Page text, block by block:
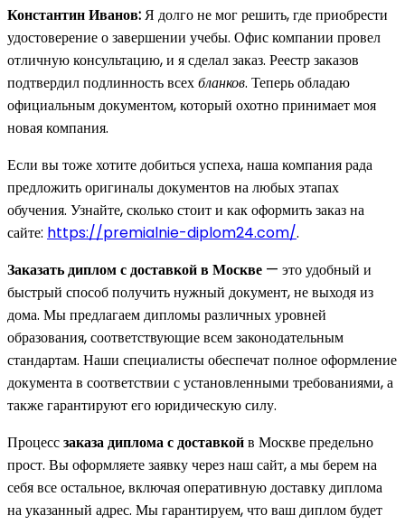
Константин Иванов:Я долго не мог решить, где приобрести
удостоверение о завершении учебы. Офис компании провел
отличную консультацию, и я сделал заказ. Реестр заказов
подтвердил подлинность всехбланков. Теперь обладаю
официальным документом, который охотно принимает моя
новая компания.
Если вы тоже хотите добиться успеха, наша компания рада
предложить оригиналы документов на любых этапах
обучения. Узнайте, сколько стоит и как оформить заказ на
сайте: https://premialnie-diplom24.com/.
Заказать диплом с доставкой в Москве — это удобный и
быстрый способ получить нужный документ, не выходя из
дома. Мы предлагаем дипломы различных уровней
образования, соответствующие всем законодательным
стандартам. Наши специалисты обеспечат полное оформление
документа в соответствии с установленными требованиями, а
также гарантируют его юридическую силу.
Процессзаказа диплома с доставкойв Москве предельно
прост. Вы оформляете заявку через наш сайт, а мы берем на
себя все остальное, включая оперативную доставку диплома
на указанный адрес. Мы гарантируем, что ваш диплом будет